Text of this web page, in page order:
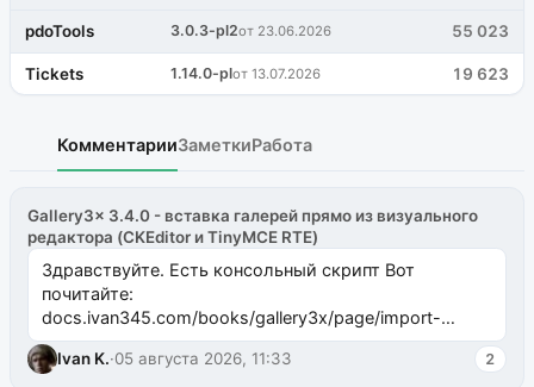
pdoTools 3.0.3-pl2от 23.06.2026 55 023
Tickets 1.14.0-plот 13.07.2026 19 623
КомментарииЗаметкиРабота
Gallery3x 3.4.0 - вставка галерей прямо из визуального
редактора (CKEditor и TinyMCE RTE)
Здравствуйте. Есть консольный скрипт Вот
почитайте:
docs.ivan345.com/books/gallery3x/page/import-
ms2galleryphp
Ivan K.·05 августа 2026, 11:33 2